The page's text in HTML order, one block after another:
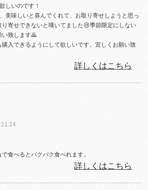
しいのです！
美味しいと喜んでくれて、お取り寄せしようと思っ
寄せできないと嘆いてました😢季節限定にしない
い致します🙇
入できるようにして欲しいです。宜しくお願い致
詳しくはこちら
食べるとバクバク食べれます。
詳しくはこちら